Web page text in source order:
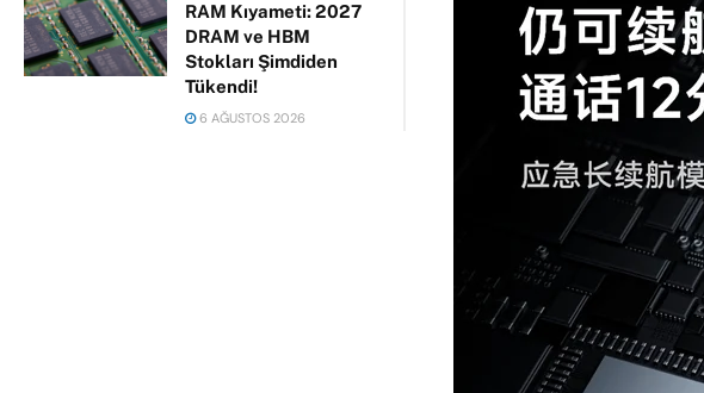
RAM Kıyameti: 2027
DRAM ve HBM
Stokları Şimdiden
Tükendi!
6 AĞUSTOS 2026